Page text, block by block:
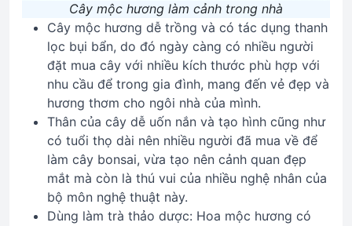
Cây mộc hương làm cảnh trong nhà
Cây mộc hương dễ trồng và có tác dụng thanh
lọc bụi bẩn, do đó ngày càng có nhiều người
đặt mua cây với nhiều kích thước phù hợp với
nhu cầu để trong gia đình, mang đến vẻ đẹp và
hương thơm cho ngôi nhà của mình.
Thân của cây dễ uốn nắn và tạo hình cũng như
có tuổi thọ dài nên nhiều người đã mua về để
làm cây bonsai, vừa tạo nên cảnh quan đẹp
mắt mà còn là thú vui của nhiều nghệ nhân của
bộ môn nghệ thuật này.
Dùng làm trà thảo dược: Hoa mộc hương có